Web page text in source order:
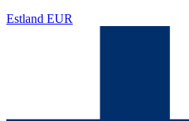
Estland EUR